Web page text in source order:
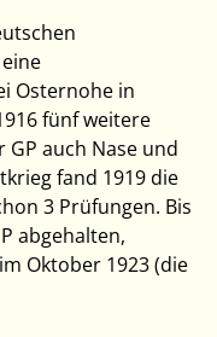
Osternohe in
fünf weitere
auch Nase und
fand 1919 die
3 Prüfungen. Bis
abgehalten,
Oktober 1923 (die